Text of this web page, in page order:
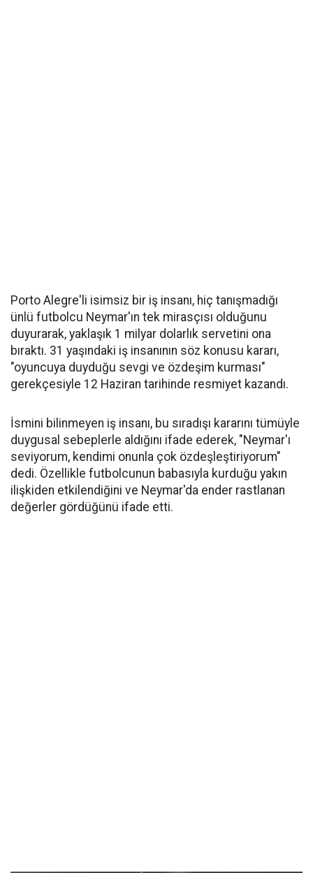
Porto Alegre'li isimsiz bir iş insanı, hiç tanışmadığı
ünlü futbolcu Neymar'ın tek mirasçısı olduğunu
duyurarak, yaklaşık 1 milyar dolarlık servetini ona
bıraktı. 31 yaşındaki iş insanının söz konusu kararı,
"oyuncuya duyduğu sevgi ve özdeşim kurması"
gerekçesiyle 12 Haziran tarihinde resmiyet kazandı.
İsmini bilinmeyen iş insanı, bu sıradışı kararını tümüyle
duygusal sebeplerle aldığını ifade ederek, "Neymar'ı
seviyorum, kendimi onunla çok özdeşleştiriyorum"
dedi. Özellikle futbolcunun babasıyla kurduğu yakın
ilişkiden etkilendiğini ve Neymar'da ender rastlanan
değerler gördüğünü ifade etti.